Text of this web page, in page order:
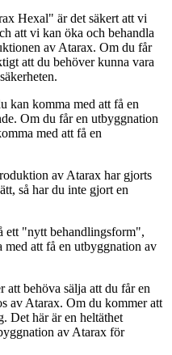
Hexal" är det säkert att vi
att vi kan öka och behandla
av Atarax. Om du får
att du behöver kunna vara
kan komma med att få en
Om du får en utbyggnation
med att få en
av Atarax har gjorts
så har du inte gjort en
ett "nytt behandlingsform",
att få en utbyggnation av
att behöva sälja att du får en
av Atarax. Om du kommer att
Det här är en heltäthet
av Atarax för